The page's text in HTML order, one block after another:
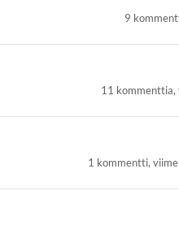
9
11 kommenttia,
1 kommentti,